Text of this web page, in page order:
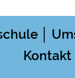
│
Kontakt